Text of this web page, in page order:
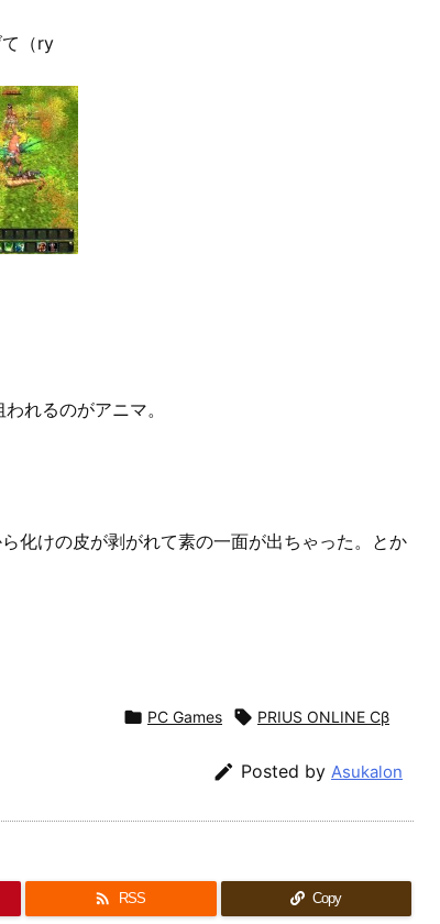
（ry
れるのがアニマ。
化けの皮が剥がれて素の一面が出ちゃった。とか
 PC Games  PRIUS ONLINE Cβ
 Posted by Asukalon
 RSS Copy